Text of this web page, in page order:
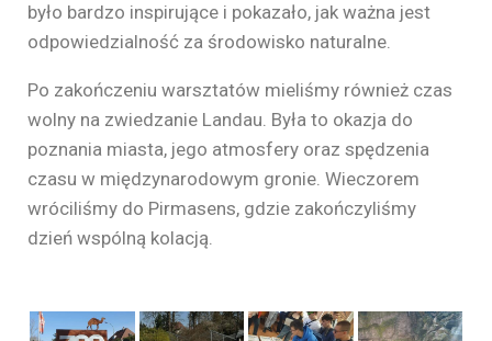
było bardzo inspirujące i pokazało, jak ważna jest
odpowiedzialność za środowisko naturalne.
Po zakończeniu warsztatów mieliśmy również czas
wolny na zwiedzanie Landau. Była to okazja do
poznania miasta, jego atmosfery oraz spędzenia
czasu w międzynarodowym gronie. Wieczorem
wróciliśmy do Pirmasens, gdzie zakończyliśmy
dzień wspólną kolacją.